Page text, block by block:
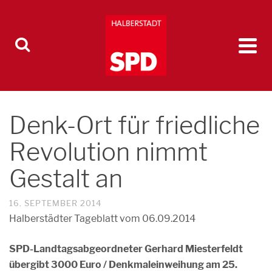
Denk-Ort für friedliche
Revolution nimmt
Gestalt an
16. SEPTEMBER 2014
Halberstädter Tageblatt vom 06.09.2014
SPD-Landtagsabgeordneter Gerhard Miesterfeldt
übergibt 3000 Euro / Denkmaleinweihung am 25.